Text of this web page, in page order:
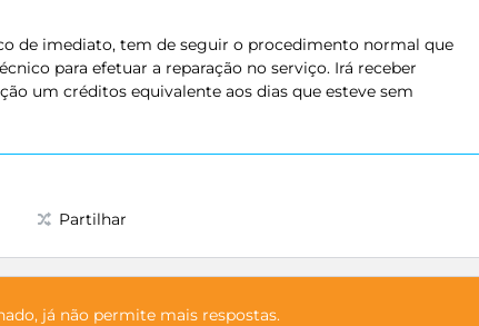
de imediato, tem de seguir o procedimento normal que
para efetuar a reparação no serviço. Irá receber
um créditos equivalente aos dias que esteve sem
Partilhar
já não permite mais respostas.